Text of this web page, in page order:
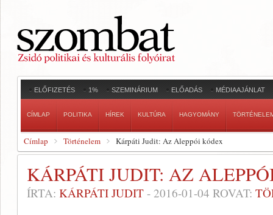
ELŐFIZETÉS 1% SZEMINÁRIUM ELŐADÁS MÉDIAAJÁNLAT
CÍMLAP POLITIKA HÍREK KULTÚRA HAGYOMÁNY
Címlap Történelem Kárpáti Judit: Az Aleppói kódex
KÁRPÁTI JUDIT: AZ
ÍRTA: KÁRPÁTI JUDIT - 2016-01-04 ROVAT: